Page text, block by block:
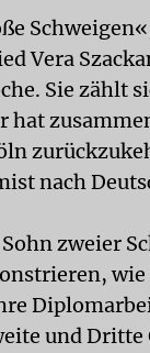
Vera
Sie zählt
hat
nach
zweier
und